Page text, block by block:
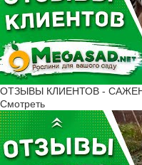
ОТЗЫВЫ КЛИЕНТОВ -
Смотреть